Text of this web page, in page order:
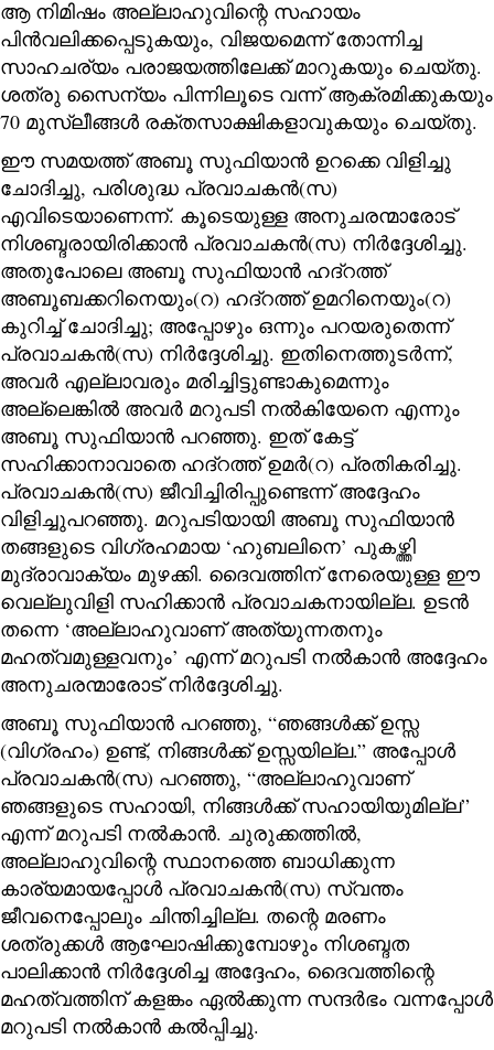
ആ നിമിഷം അല്ലാഹുവിന്റെ സഹായം
പിൻവലിക്കപ്പെടുകയും, വിജയമെന്ന് തോന്നിച്ച
സാഹചര്യം പരാജയത്തിലേക്ക് മാറുകയും ചെയ്തു.
ശത്രു സൈന്യം പിന്നിലൂടെ വന്ന് ആക്രമിക്കുകയും
70 മുസ്ലീങ്ങൾ രക്തസാക്ഷികളാവുകയും ചെയ്തു.
ഈ സമയത്ത് അബൂ സുഫിയാൻ ഉറക്കെ വിളിച്ചു
ചോദിച്ചു, പരിശുദ്ധ പ്രവാചകൻ(സ)
എവിടെയാണെന്ന്. കൂടെയുള്ള അനുചരന്മാരോട്
നിശബ്ദരായിരിക്കാൻ പ്രവാചകൻ(സ) നിർദ്ദേശിച്ചു.
അതുപോലെ അബൂ സുഫിയാൻ ഹദ്റത്ത്
അബൂബക്കറിനെയും(റ) ഹദ്റത്ത് ഉമറിനെയും(റ)
കുറിച്ച് ചോദിച്ചു; അപ്പോഴും ഒന്നും പറയരുതെന്ന്
പ്രവാചകൻ(സ) നിർദ്ദേശിച്ചു. ഇതിനെത്തുടർന്ന്,
അവർ എല്ലാവരും മരിച്ചിട്ടുണ്ടാകുമെന്നും
അല്ലെങ്കിൽ അവർ മറുപടി നൽകിയേനെ എന്നും
അബൂ സുഫിയാൻ പറഞ്ഞു. ഇത് കേട്ട്
സഹിക്കാനാവാതെ ഹദ്റത്ത് ഉമർ(റ) പ്രതികരിച്ചു.
പ്രവാചകൻ(സ) ജീവിച്ചിരിപ്പുണ്ടെന്ന് അദ്ദേഹം
വിളിച്ചുപറഞ്ഞു. മറുപടിയായി അബൂ സുഫിയാൻ
തങ്ങളുടെ വിഗ്രഹമായ ‘ഹുബലിനെ’ പുകഴ്ത്തി
മുദ്രാവാക്യം മുഴക്കി. ദൈവത്തിന് നേരെയുള്ള ഈ
വെല്ലുവിളി സഹിക്കാൻ പ്രവാചകനായില്ല. ഉടൻ
തന്നെ ‘അല്ലാഹുവാണ് അത്യുന്നതനും
മഹത്വമുള്ളവനും’ എന്ന് മറുപടി നൽകാൻ അദ്ദേഹം
അനുചരന്മാരോട് നിർദ്ദേശിച്ചു.
അബൂ സുഫിയാൻ പറഞ്ഞു, “ഞങ്ങൾക്ക് ഉസ്സ
(വിഗ്രഹം) ഉണ്ട്, നിങ്ങൾക്ക് ഉസ്സയില്ല.” അപ്പോൾ
പ്രവാചകൻ(സ) പറഞ്ഞു, “അല്ലാഹുവാണ്
ഞങ്ങളുടെ സഹായി, നിങ്ങൾക്ക് സഹായിയുമില്ല”
എന്ന് മറുപടി നൽകാൻ. ചുരുക്കത്തിൽ,
അല്ലാഹുവിന്റെ സ്ഥാനത്തെ ബാധിക്കുന്ന
കാര്യമായപ്പോൾ പ്രവാചകൻ(സ) സ്വന്തം
ജീവനെപ്പോലും ചിന്തിച്ചില്ല. തന്റെ മരണം
ശത്രുക്കൾ ആഘോഷിക്കുമ്പോഴും നിശബ്ദത
പാലിക്കാൻ നിർദ്ദേശിച്ച അദ്ദേഹം, ദൈവത്തിന്റെ
മഹത്വത്തിന് കളങ്കം ഏൽക്കുന്ന സന്ദർഭം വന്നപ്പോൾ
മറുപടി നൽകാൻ കൽപ്പിച്ചു.